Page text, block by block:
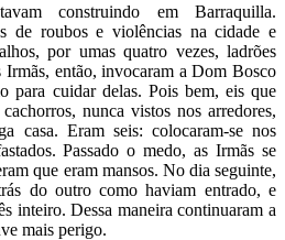
construindo em Barraquilla.
de roubos e violências na cidade e
por umas quatro vezes, ladrões
Irmãs, então, invocaram a Dom Bosco
para cuidar delas. Pois bem, eis que
nunca vistos nos arredores,
casa. Eram seis: colocaram-se nos
Passado o medo, as Irmãs se
que eram mansos. No dia seguinte,
do outro como haviam entrado, e
inteiro. Dessa maneira continuaram a
mais perigo.